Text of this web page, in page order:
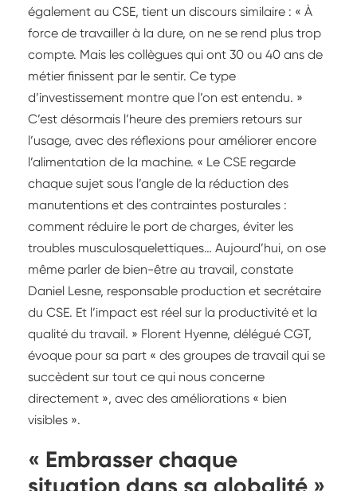
également au CSE, tient un discours similaire : « À
force de travailler à la dure, on ne se rend plus trop
compte. Mais les collègues qui ont 30 ou 40 ans de
métier finissent par le sentir. Ce type
d’investissement montre que l’on est entendu. »
C’est désormais l’heure des premiers retours sur
l’usage, avec des réflexions pour améliorer encore
l’alimentation de la machine. « Le CSE regarde
chaque sujet sous l’angle de la réduction des
manutentions et des contraintes posturales :
comment réduire le port de charges, éviter les
troubles musculosquelettiques… Aujourd’hui, on ose
même parler de bien-être au travail, constate
Daniel Lesne, responsable production et secrétaire
du CSE. Et l’impact est réel sur la productivité et la
qualité du travail. » Florent Hyenne, délégué CGT,
évoque pour sa part « des groupes de travail qui se
succèdent sur tout ce qui nous concerne
directement », avec des améliorations « bien
visibles ».
« Embrasser chaque
situation dans sa globalité »